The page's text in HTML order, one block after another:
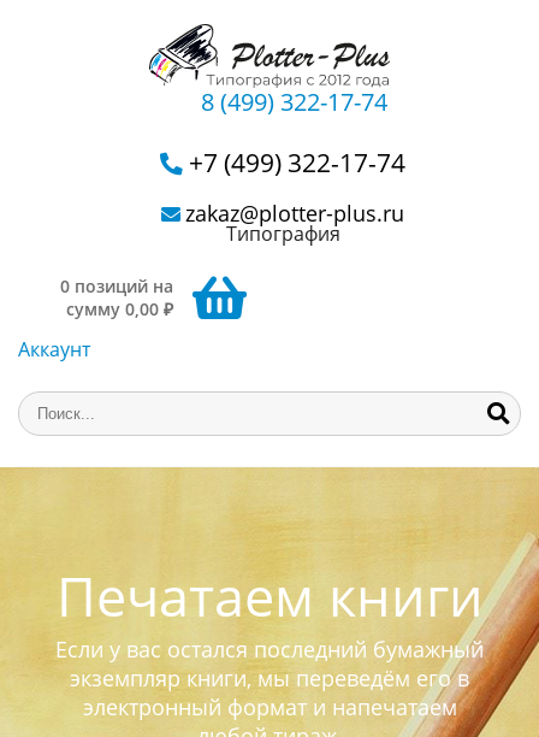
8 (499) 322-17-74
+7 (499) 322-17-74
zakaz@plotter-plus.ru
Типография
0 позиций на
сумму 0,00 ₽
Аккаунт
Печатаем книги
Если у вас остался последний бумажный
экземпляр книги, мы переведём его в
электронный формат и напечатаем